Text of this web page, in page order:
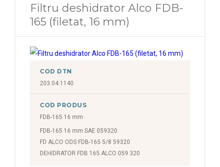
Filtru deshidrator Alco FDB-
165 (filetat, 16 mm)
COD DTN
203.04.1140
COD PRODUS
FDB-165 16 mm
FDB-165 16 mm SAE 059320
FD ALCO ODS FDB-165 5/8 59320
DEHIDRATOR FDB 165 ALCO 059 320